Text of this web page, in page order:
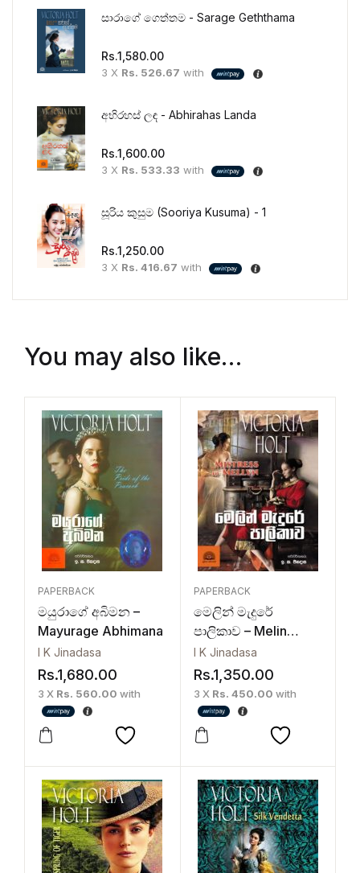
සාරාගේ ගෙත්තම - Sarage Geththama
Rs.1,580.00
3 X Rs. 526.67 with
අභිරහස් ලඳ - Abhirahas Landa
Rs.1,600.00
3 X Rs. 533.33 with
සූරිය කුසුම (Sooriya Kusuma) - 1
Rs.1,250.00
3 X Rs. 416.67 with
You may also like…
PAPERBACK
මයුරාගේ අබිමන –
Mayurage Abhimana
I K Jinadasa
Rs.1,680.00
3 X Rs. 560.00 with
PAPERBACK
මෙලින් මැදුරේ
පාලිකාව – Melin
Madure Palikawa
I K Jinadasa
Rs.1,350.00
3 X Rs. 450.00 with